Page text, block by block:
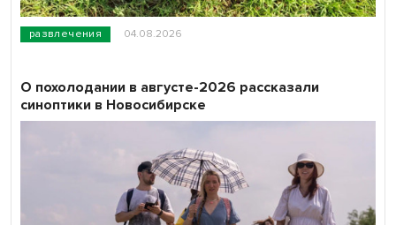
развлечения 04.08.2026
О похолодании в августе-2026 рассказали
синоптики в Новосибирске